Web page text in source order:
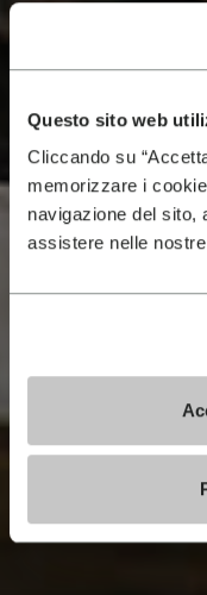
Questo sito web
Cliccando su
memorizzare i
navigazione del sito,
assistere nelle